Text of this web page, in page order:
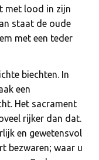
met lood in zijn
staat de oude
met een teder
biechten. In
een
Het sacrament
rijker dan dat.
en gewetensvol
bezwaren; waar u